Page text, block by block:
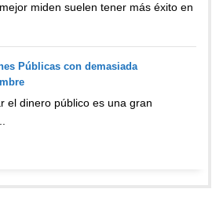
miden suelen tener más éxito en
Públicas con demasiada
el dinero público es una gran